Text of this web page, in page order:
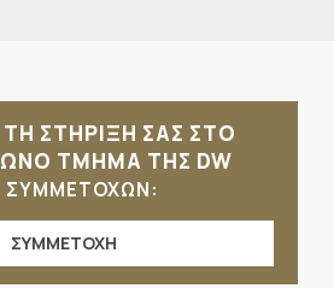
ΣΤΗΡΙΞΗ ΣΑΣ ΣΤΟ
ΤΜΗΜΑ ΤΗΣ DW
ΣΥΜΜΕΤΟΧΩΝ:
ΣΥΜΜΕΤΟΧΗ